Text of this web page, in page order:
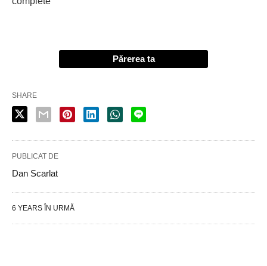
Părerea ta
SHARE
PUBLICAT DE
Dan Scarlat
6 YEARS ÎN URMĂ